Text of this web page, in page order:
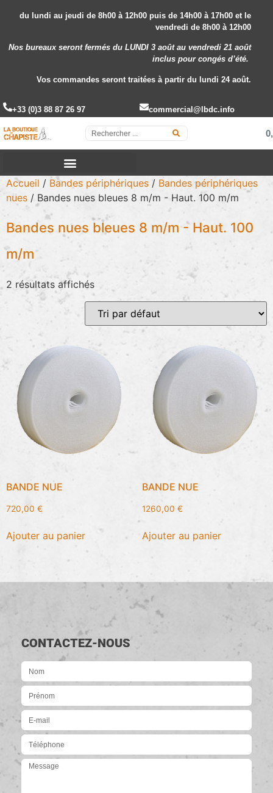
du lundi au jeudi de 8h00 à 12h00 puis de 14h00 à 17h00 et le
vendredi de 8h00 à 12h00
Nos bureaux seront fermés du LUNDI 3 août au vendredi 21 août
incluspour congés d’été.
Vos commandes seront traitées à partir du lundi 24 août.
+33 (0)3 88 87 26 97 commercial@lbdc.info
Accueil / Bandes périphériques / Bandes périphériques
nues / Bandes nues bleues 8 m/m - Haut. 100 m/m
Bandes nues bleues 8 m/m - Haut. 100
m/m
2 résultats affichés
BANDE NUE
720,00 €
Ajouter au panier
BANDE NUE
1260,00 €
Ajouter au panier
CONTACTEZ-NOUS